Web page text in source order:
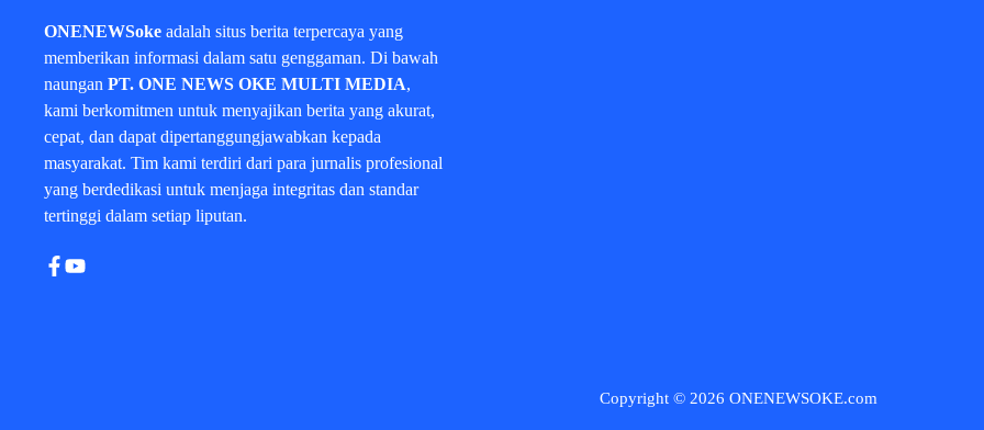
ONENEWSoke adalah situs berita terpercaya yang
memberikan informasi dalam satu genggaman. Di bawah
naungan PT. ONE NEWS OKE MULTI MEDIA,
kami berkomitmen untuk menyajikan berita yang akurat,
cepat, dan dapat dipertanggungjawabkan kepada
masyarakat. Tim kami terdiri dari para jurnalis profesional
yang berdedikasi untuk menjaga integritas dan standar
tertinggi dalam setiap liputan.
Copyright © 2026 ONENEWSOKE.com